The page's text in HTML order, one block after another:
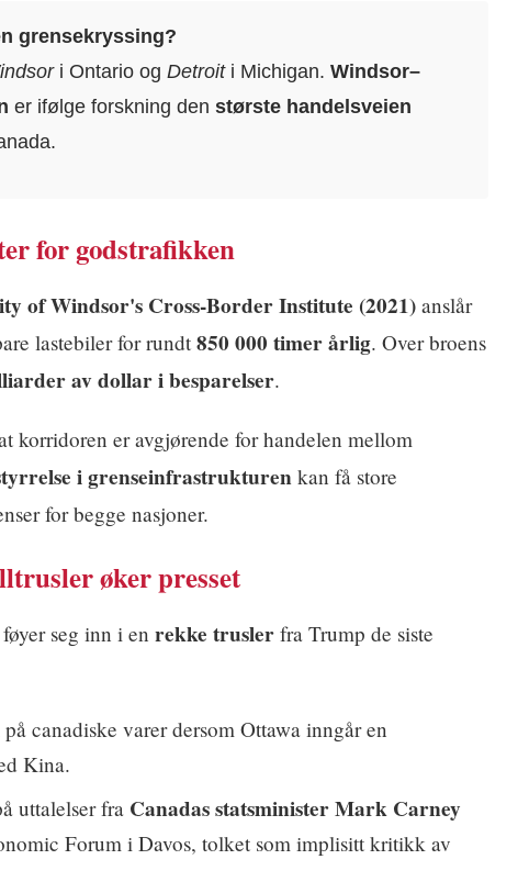
grensekryssing?
i Ontario ogDetroiti Michigan.Windsor–
er ifølge forskning denstørste handelsveien
for godstrafikken
of Windsor's Cross-Border Institute (2021) anslår
lastebiler for rundt 850 000 timer årlig. Over broens
av dollar i besparelser.
korridoren er avgjørende for handelen mellom
i grenseinfrastrukturen kan få store
for begge nasjoner.
øker presset
seg inn i en rekke trusler fra Trump de siste
på canadiske varer dersom Ottawa inngår en
Kina.
uttalelser fra Canadas statsminister Mark Carney
Forum i Davos, tolket som implisitt kritikk av